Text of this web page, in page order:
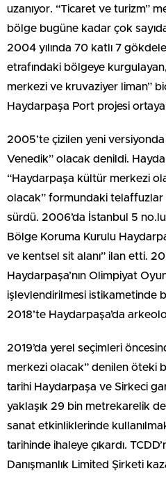
uzanıyor. “Ticaret ve turizm”
bölge bugüne kadar çok
2004 yılında 70 katlı 7
etrafındaki bölgeye
merkezi ve kruvaziyer liman”
Haydarpaşa Port projesi ortaya
2005’te çizilen yeni
Venedik” olacak denildi.
“Haydarpaşa kültür merkezi
olacak” formundaki telaffuzlar
sürdü. 2006’da İstanbul 5
Bölge Koruma Kurulu
ve kentsel sit alanı” ilan etti.
Haydarpaşa’nın Olimpiyat
işlevlendirilmesi istikametinde
2018’te Haydarpaşa’da
2019’da yerel seçimleri
merkezi olacak” denilen öteki
tarihi Haydarpaşa ve Sirkeci
yaklaşık 29 bin metrekarelik
sanat etkinliklerinde
tarihinde ihaleye çıkardı.
Danışmanlık Limited Şirketi